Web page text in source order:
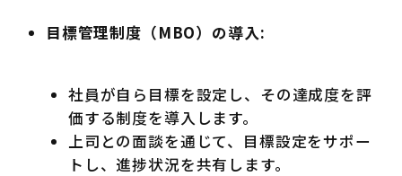
目標管理制度（MBO）の導入:
社員が自ら目標を設定し、その達成度を評
価する制度を導入します。
上司との面談を通じて、目標設定をサポー
トし、進捗状況を共有します。